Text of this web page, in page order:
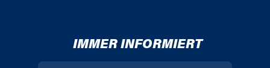
IMMER INFORMIERT